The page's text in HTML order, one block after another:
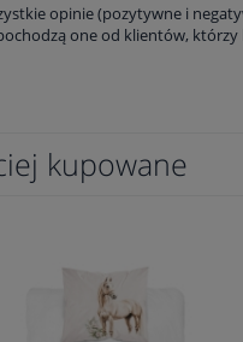
opinie (pozytywne i
one od klientów,
kupowane